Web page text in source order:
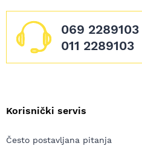
069 2289103
011 2289103
Korisnički servis
Često postavljana pitanja